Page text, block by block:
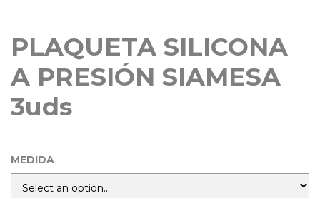
PLAQUETA SILICONA
A PRESIÓN SIAMESA
3uds
MEDIDA